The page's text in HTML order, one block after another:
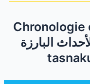
Chronologie
البارزة /